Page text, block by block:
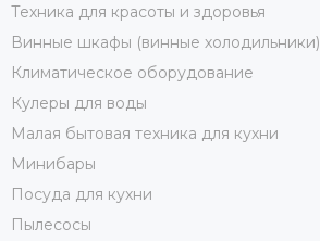
Техника для красоты и здоровья
Винные шкафы (винные холодильники)
Климатическое оборудование
Кулеры для воды
Малая бытовая техника для кухни
Минибары
Посуда для кухни
Пылесосы